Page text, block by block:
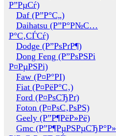
Р”РµСѓ)
Daf (Р”Р°С„)
Daihatsu (Р”Р°Р№С…
Р°С‚СЃСѓ)
Dodge (Р”РѕРґР¶)
Dong Feng (Р”РѕРЅРі
Р¤РµРЅРі)
Faw (Р¤Р°РІ)
Fiat (Р¤РёР°С‚)
Ford (Р¤РѕСЂРґ)
Foton (Р¤РѕС‚РѕРЅ)
Geely (Р”Р¶РёР»Рё)
Gmc (Р”Р¶РµРЅРµСЂР°Р»